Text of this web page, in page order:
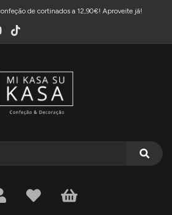
de cortinados a 12,90€! Aproveite já!